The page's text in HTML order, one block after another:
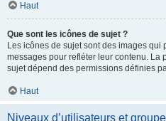
Haut
Que sont les icônes de sujet ?
Les icônes de sujet sont des images qui
messages pour refléter leur contenu. La
sujet dépend des permissions définies
Haut
Niveaux d’utilisateurs et